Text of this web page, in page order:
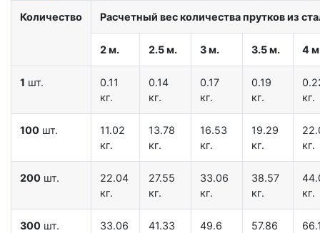
Количество Расчетный вес количества прутков из
2 м. 2.5 м. 3 м. 3.5 м. 4
1 шт.
0.11
кг.
0.14
кг.
0.17
кг.
0.19
кг.
кг.
100 шт.
11.02
кг.
13.78
кг.
16.53
кг.
19.29
кг.
кг.
200 шт.
22.04
кг.
27.55
кг.
33.06
кг.
38.57
кг.
кг.
300 шт.
33.06
41.33
49.6
57.86